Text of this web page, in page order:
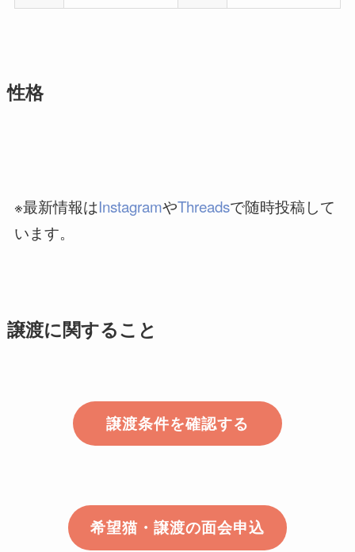
性格
※最新情報はInstagramやThreadsで随時投稿して
います。
譲渡に関すること
譲渡条件を確認する
希望猫・譲渡の面会申込